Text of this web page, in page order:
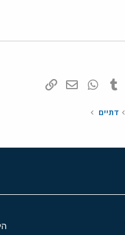
Pinterest
Tumblr
WhatsAppדואר אלקטרוני
דתיים